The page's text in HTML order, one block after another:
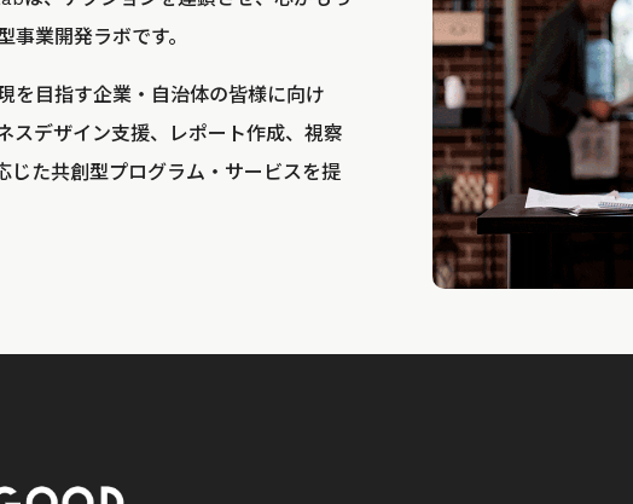
事業開発ラボです。
を目指す企業・自治体の皆様に向け
スデザイン支援、レポート作成、視察
じた共創型プログラム・サービスを提